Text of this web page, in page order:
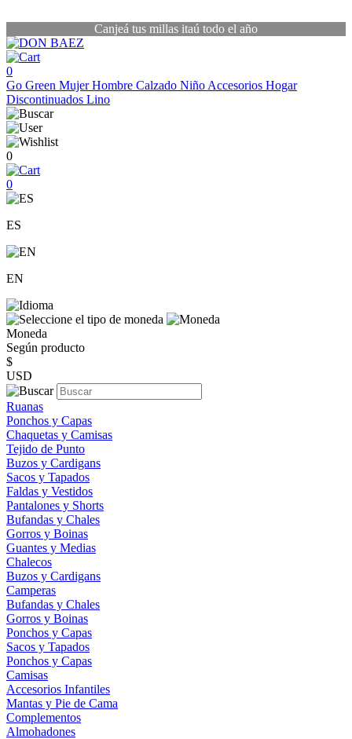
Canjeá tus millas itaú todo el año
0
Go Green MujerHombre Calzado Niño Accesorios Hogar
Discontinuados Lino
0
0
ES
EN
Moneda
Según producto
$
USD
Ruanas
Ponchos y Capas
Chaquetas y Camisas
Tejido de Punto
Buzos y Cardigans
Sacos y Tapados
Faldas y Vestidos
Pantalones y Shorts
Bufandas y Chales
Gorros y Boinas
Guantes y Medias
Chalecos
Buzos y Cardigans
Camperas
Bufandas y Chales
Gorros y Boinas
Ponchos y Capas
Sacos y Tapados
Ponchos y Capas
Camisas
Accesorios Infantiles
Mantas y Pie de Cama
Complementos
Almohadones